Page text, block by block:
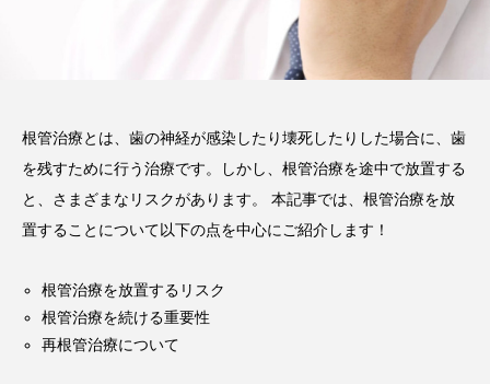
根管治療とは、歯の神経が感染したり壊死したりした場合に、歯
を残すために行う治療です。しかし、根管治療を途中で放置する
と、さまざまなリスクがあります。 本記事では、根管治療を放
置することについて以下の点を中心にご紹介します！
根管治療を放置するリスク
根管治療を続ける重要性
再根管治療について